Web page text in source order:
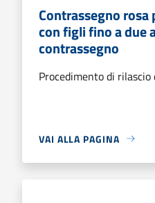
Contrassegno
con figli fino a due
contrassegno
Procedimento di
VAI ALLA PAGINA